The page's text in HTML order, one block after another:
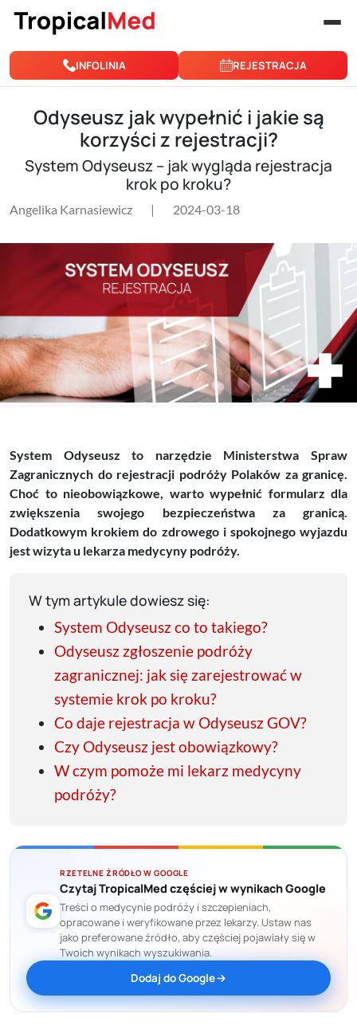
Przejdź do treści
INFOLINIA REJESTRACJA
Odyseusz jak wypełnić i jakie są
korzyści z rejestracji?
System Odyseusz – jak wygląda rejestracja
krok po kroku?
Angelika Karnasiewicz | 2024-03-18
System Odyseusz to narzędzie Ministerstwa Spraw
Zagranicznych do rejestracji podróży Polaków za granicę.
Choć to nieobowiązkowe, warto wypełnić formularz dla
zwiększenia swojego bezpieczeństwa za granicą.
Dodatkowym krokiem do zdrowego i spokojnego wyjazdu
jest wizyta u lekarza medycyny podróży.
W tym artykule dowiesz się:
System Odyseusz co to takiego?
Odyseusz zgłoszenie podróży
zagranicznej: jak się zarejestrować w
systemie krok po kroku?
Co daje rejestracja w Odyseusz GOV?
Czy Odyseusz jest obowiązkowy?
W czym pomoże mi lekarz medycyny
podróży?
RZETELNE ŹRÓDŁO W GOOGLE
Czytaj TropicalMed częściej w wynikach Google
Treści o medycynie podróży i szczepieniach,
opracowane i weryfikowane przez lekarzy. Ustaw nas
jako preferowane źródło, aby częściej pojawiały się w
Twoich wynikach wyszukiwania.
Dodaj do Google